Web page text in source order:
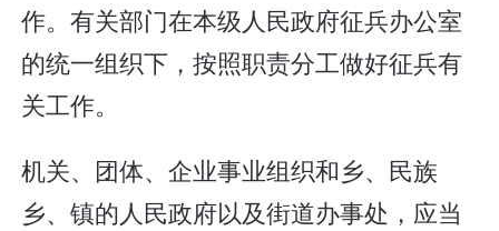
作。有关部门在本级人民政府征兵办公室
的统一组织下，按照职责分工做好征兵有
关工作。
机关、团体、企业事业组织和乡、民族
乡、镇的人民政府以及街道办事处，应当